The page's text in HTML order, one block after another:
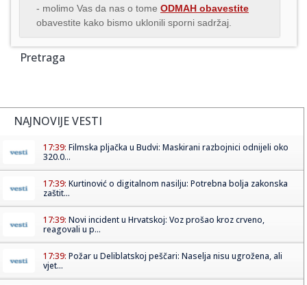
- molimo Vas da nas o tome ODMAH obavestite
obavestite kako bismo uklonili sporni sadržaj.
Pretraga
NAJNOVIJE VESTI
17:39: Filmska pljačka u Budvi: Maskirani razbojnici odnijeli oko
320.0...
17:39: Kurtinović o digitalnom nasilju: Potrebna bolja zakonska
zaštit...
17:39: Novi incident u Hrvatskoj: Voz prošao kroz crveno,
reagovali u p...
17:39: Požar u Deliblatskoj peščari: Naselja nisu ugrožena, ali
vjet...